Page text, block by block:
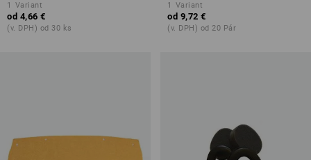
1 Variant
od 4,66 €
(v. DPH) od 30 ks
1 Variant
od 9,72 €
(v. DPH) od 20 Pár